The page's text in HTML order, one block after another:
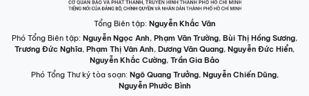
Tổng Biên tập: Nguyễn Khắc Văn
Phó Tổng Biên tập: Nguyễn Ngọc Anh, Phạm Văn Trường, Bùi Thị Hồng Sương,
Trương Đức Nghĩa, Phạm Thị Vân Anh, Dương Văn Quang, Nguyễn Đức Hiển,
Nguyễn Khắc Cường, Trần Gia Bảo
Phó Tổng Thư ký tòa soạn: Ngô Quang Trưởng, Nguyễn Chiến Dũng,
Nguyễn Phước Bình